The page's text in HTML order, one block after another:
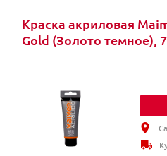
Краска акриловая
Gold (Золото темное),